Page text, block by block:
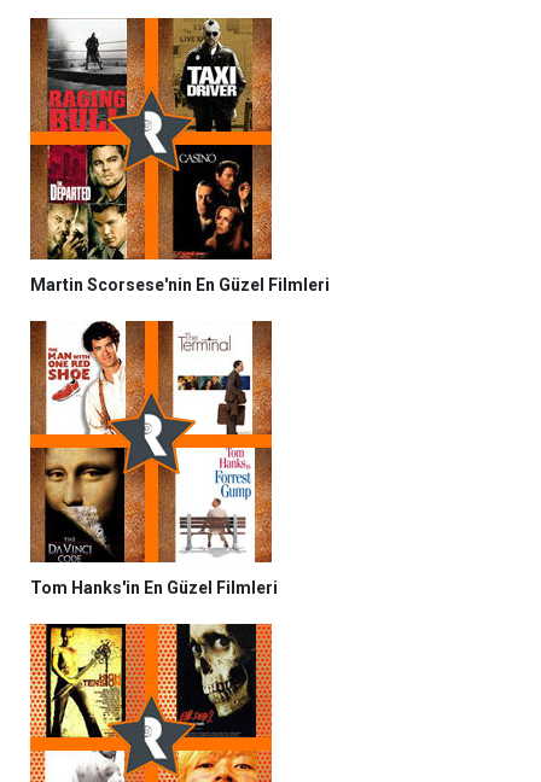
Martin Scorsese'nin En Güzel Filmleri
Tom Hanks'in En Güzel Filmleri